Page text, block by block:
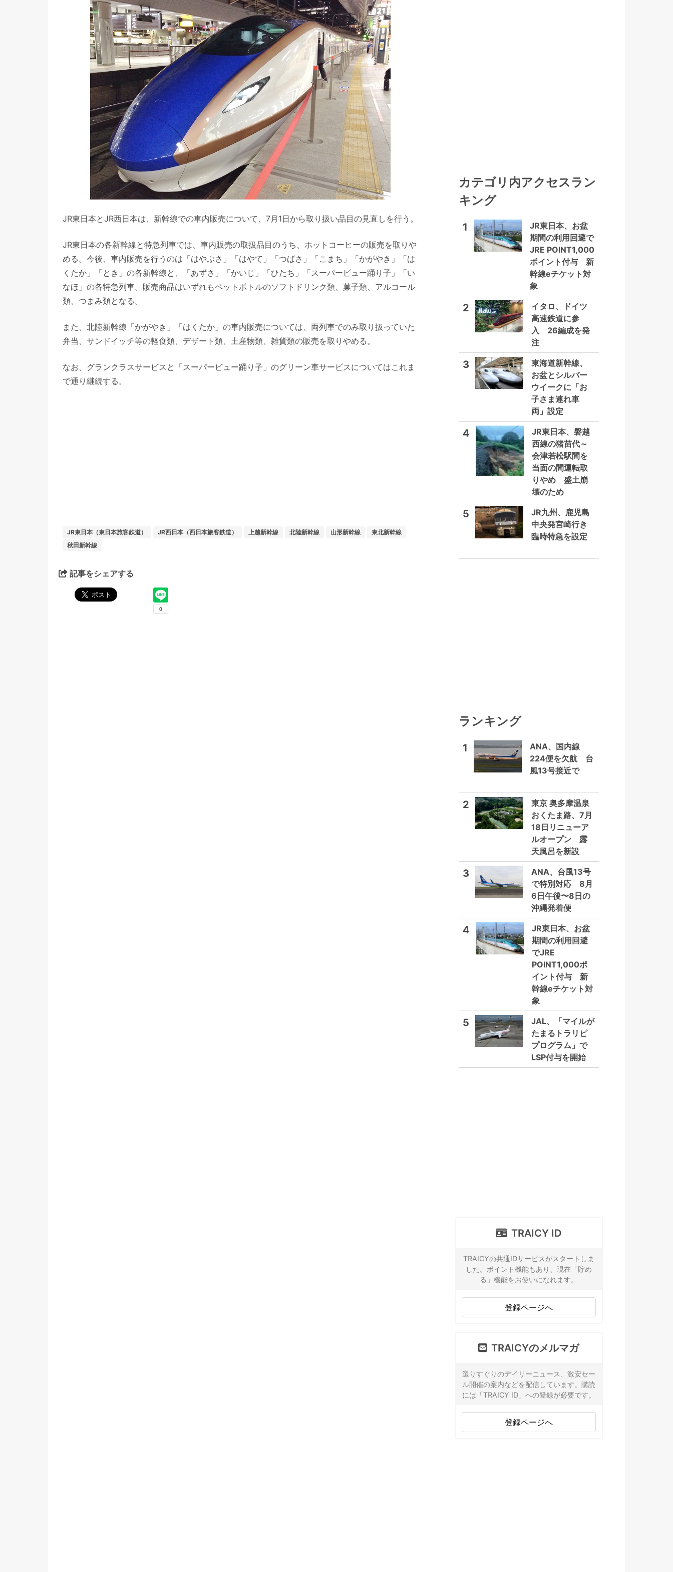
JR東日本とJR西日本は、新幹線での車内販売について、7月1日から取り扱い品目の見直しを行う。
JR東日本の各新幹線と特急列車では、車内販売の取扱品目のうち、ホットコーヒーの販売を取りや
める。今後、車内販売を行うのは「はやぶさ」「はやて」「つばさ」「こまち」「かがやき」「は
くたか」「とき」の各新幹線と、「あずさ」「かいじ」「ひたち」「スーパービュー踊り子」「い
なほ」の各特急列車。販売商品はいずれもペットボトルのソフトドリンク類、菓子類、アルコール
類、つまみ類となる。
また、北陸新幹線「かがやき」「はくたか」の車内販売については、両列車でのみ取り扱っていた
弁当、サンドイッチ等の軽食類、デザート類、土産物類、雑貨類の販売を取りやめる。
なお、グランクラスサービスと「スーパービュー踊り子」のグリーン車サービスについてはこれま
で通り継続する。
JR東日本（東日本旅客鉄道） JR西日本（西日本旅客鉄道） 上越新幹線 北陸新幹線 山形新幹線
東北新幹線
秋田新幹線
記事をシェアする
カテゴリ内アクセスラン
キング
1
JR東日本、お盆
期間の利用回避で
JRE POINT1,000
ポイント付与 新
幹線eチケット対
象
2
イタロ、ドイツ
高速鉄道に参
入 26編成を発
注
3
東海道新幹線、
お盆とシルバー
ウイークに「お
子さま連れ車
両」設定
4
JR東日本、磐越
西線の猪苗代～
会津若松駅間を
当面の間運転取
りやめ 盛土崩
壊のため
5
JR九州、鹿児島
中央発宮崎行き
臨時特急を設定
ランキング
1
ANA、国内線
224便を欠航 台
風13号接近で
2
東京 奥多摩温泉
おくたま路、7月
18日リニューア
ルオープン 露
天風呂を新設
3
ANA、台風13号
で特別対応 8月
6日午後〜8日の
沖縄発着便
4
JR東日本、お盆
期間の利用回避
でJRE
POINT1,000ポ
イント付与 新
幹線eチケット対
象
5
JAL、「マイルが
たまるトラリピ
プログラム」で
LSP付与を開始
TRAICY ID
TRAICYの共通IDサービスがスタートしま
した。ポイント機能もあり、現在「貯め
る」機能をお使いになれます。
登録ページへ
TRAICYのメルマガ
選りすぐりのデイリーニュース、激安セー
ル開催の案内などを配信しています。購読
には「TRAICY ID」への登録が必要です。
登録ページへ